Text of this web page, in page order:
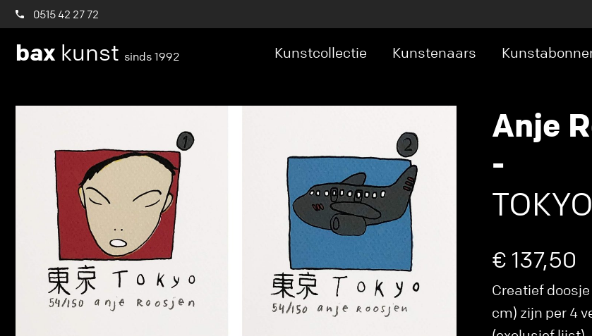
0515 42 27 72
bax kunst sinds 1992 Kunstcollectie Kunstenaars
Anje
-
€ 137,50
Creatief doosje
cm) zijn per 4